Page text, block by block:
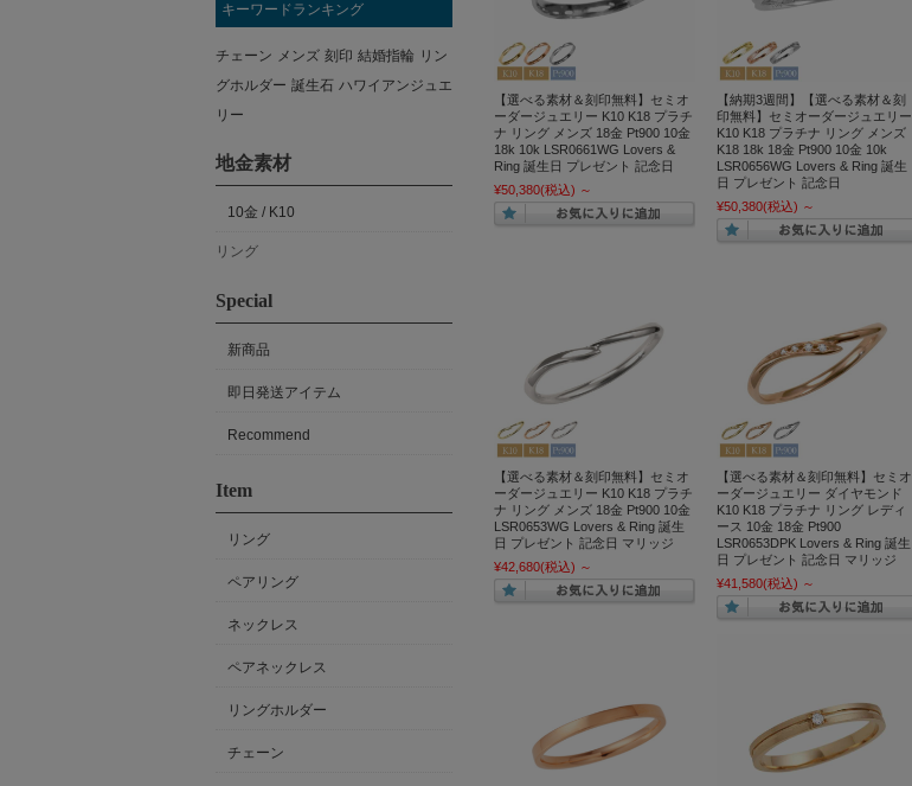
【選べる素材＆刻印無料】セミオ
ーダージュエリー K10 K18 プラチ
ナ リング メンズ 18金 Pt900 10金
18k 10k LSR0661WG Lovers &
Ring 誕生日 プレゼント 記念日
¥50,380(税込) ～
【納期3週間】【選べる素材＆刻
印無料】セミオーダージュエリー
K10 K18 プラチナ リング メンズ
K18 18k 18金 Pt900 10金 10k
LSR0656WG Lovers & Ring 誕生
日 プレゼント 記念日
¥50,380(税込) ～
【選べる素材＆刻印無料】セミオ
ーダージュエリー K10 K18 プラチ
ナ リング メンズ 18金 Pt900 10金
LSR0653WG Lovers & Ring 誕生
日 プレゼント 記念日 マリッジ
¥42,680(税込) ～
【選べる素材＆刻印無料】セミオ
ーダージュエリー ダイヤモンド
K10 K18 プラチナ リング レディ
ース 10金 18金 Pt900
LSR0653DPK Lovers & Ring 誕生
日 プレゼント 記念日 マリッジ
¥41,580(税込) ～
キーワードランキング
チェーン メンズ 刻印 結婚指輪 リン
グホルダー 誕生石 ハワイアンジュエ
リー
地金素材
10金 / K10
リング
Special
新商品
即日発送アイテム
Recommend
Item
リング
ペアリング
ネックレス
ペアネックレス
リングホルダー
チェーン